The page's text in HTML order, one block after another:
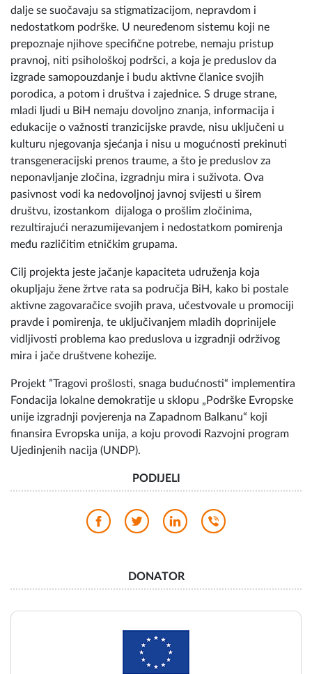
dalje se suočavaju sa stigmatizacijom, nepravdom i
nedostatkom podrške. U neuređenom sistemu koji ne
prepoznaje njihove specifične potrebe, nemaju pristup
pravnoj, niti psihološkoj podršci, a koja je preduslov da
izgrade samopouzdanje i budu aktivne članice svojih
porodica, a potom i društva i zajednice. S druge strane,
mladi ljudi u BiH nemaju dovoljno znanja, informacija i
edukacije o važnosti tranzicijske pravde, nisu uključeni u
kulturu njegovanja sjećanja i nisu u mogućnosti prekinuti
transgeneracijski prenos traume, a što je preduslov za
neponavljanje zločina, izgradnju mira i suživota. Ova
pasivnost vodi ka nedovoljnoj javnoj svijesti u širem
društvu, izostankom dijaloga o prošlim zločinima,
rezultirajući nerazumijevanjem i nedostatkom pomirenja
među različitim etničkim grupama.
Cilj projekta jeste jačanje kapaciteta udruženja koja
okupljaju žene žrtve rata sa područja BiH, kako bi postale
aktivne zagovaračice svojih prava, učestvovale u promociji
pravde i pomirenja, te uključivanjem mladih doprinijele
vidljivosti problema kao preduslova u izgradnji održivog
mira i jače društvene kohezije.
Projekt ”Tragovi prošlosti, snaga budućnosti“ implementira
Fondacija lokalne demokratije u sklopu „Podrške Evropske
unije izgradnji povjerenja na Zapadnom Balkanu“ koji
finansira Evropska unija, a koju provodi Razvojni program
Ujedinjenih nacija (UNDP).
PODIJELI
DONATOR